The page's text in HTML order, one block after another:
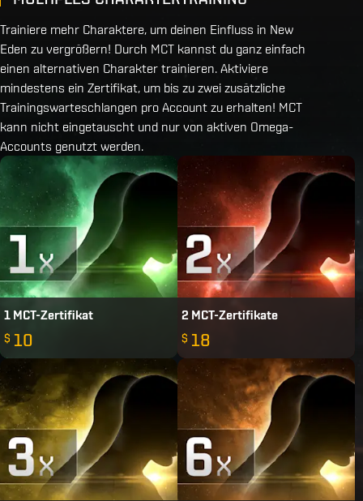
Trainiere mehr Charaktere, um deinen Einfluss in New
Eden zu vergrößern! Durch MCT kannst du ganz einfach
einen alternativen Charakter trainieren. Aktiviere
mindestens ein Zertifikat, um bis zu zwei zusätzliche
Trainingswarteschlangen pro Account zu erhalten! MCT
kann nicht eingetauscht und nur von aktiven Omega-
Accounts genutzt werden.
1 MCT-Zertifikat
$ 10
2 MCT-Zertifikate
$ 18